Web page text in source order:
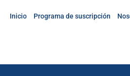
Inicio Programa de suscripción